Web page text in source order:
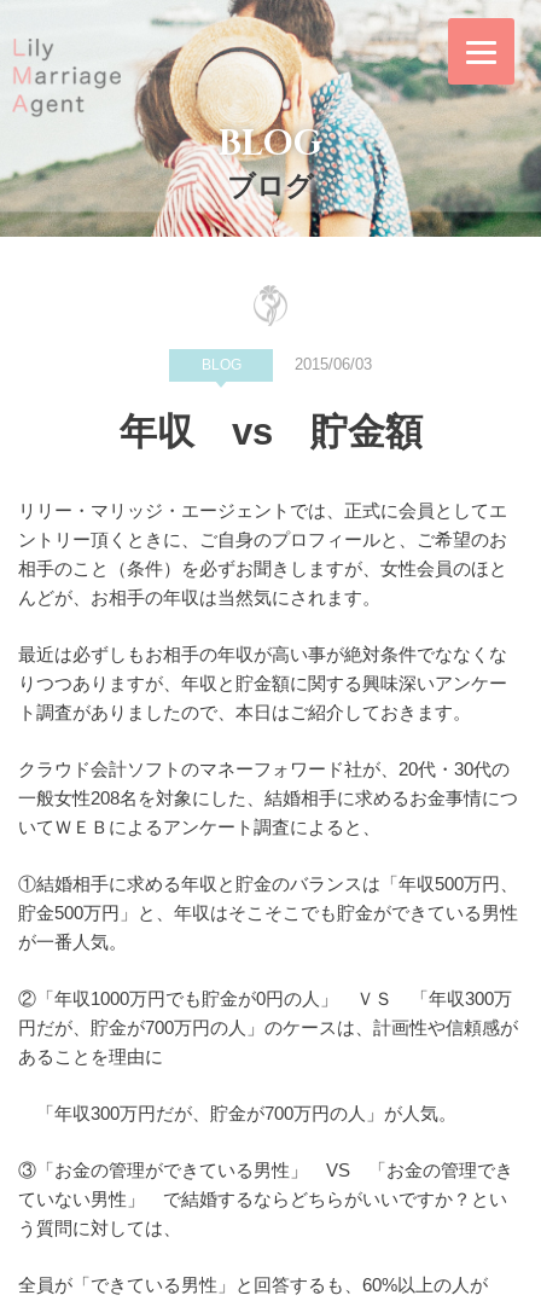
content
Agent｜結婚相談
所リリー・マリッ
ジ・エージェント
リリー・マリッ
ジ・エージェント
は東証プライム上
場企業の株式会社
歩4分の東京都千
BLOG
ブログ
BLOG 2015/06/03
年収 vs 貯金額
リリー・マリッジ・エージェントでは、正式に会員としてエ
ントリー頂くときに、ご自身のプロフィールと、ご希望のお
相手のこと（条件）を必ずお聞きしますが、女性会員のほと
んどが、お相手の年収は当然気にされます。
最近は必ずしもお相手の年収が高い事が絶対条件でななくな
りつつありますが、年収と貯金額に関する興味深いアンケー
ト調査がありましたので、本日はご紹介しておきます。
クラウド会計ソフトのマネーフォワード社が、20代・30代の
一般女性208名を対象にした、結婚相手に求めるお金事情につ
いてＷＥＢによるアンケート調査によると、
①結婚相手に求める年収と貯金のバランスは「年収500万円、
貯金500万円」と、年収はそこそこでも貯金ができている男性
が一番人気。
②「年収1000万円でも貯金が0円の人」 ＶＳ 「年収300万
円だが、貯金が700万円の人」のケースは、計画性や信頼感が
あることを理由に
「年収300万円だが、貯金が700万円の人」が人気。
③「お金の管理ができている男性」 VS 「お金の管理でき
ていない男性」 で結婚するならどちらがいいですか？とい
う質問に対しては、
全員が「できている男性」と回答するも、60%以上の人が